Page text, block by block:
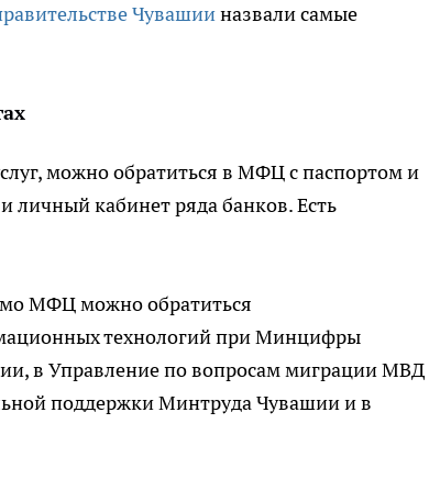
Чувашииназвали самые
можно обратиться в МФЦ с паспортом и
кабинет ряда банков. Есть
МФЦ можно обратиться
технологий при Минцифры
в Управление по вопросам миграции МВД
поддержки Минтруда Чувашии и в